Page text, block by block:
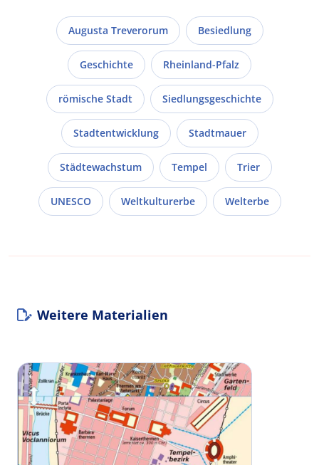
Augusta Treverorum Besiedlung
Geschichte Rheinland-Pfalz
römische Stadt Siedlungsgeschichte
Stadtentwicklung Stadtmauer
Städtewachstum Tempel Trier
UNESCO Weltkulturerbe Welterbe
Weitere Materialien